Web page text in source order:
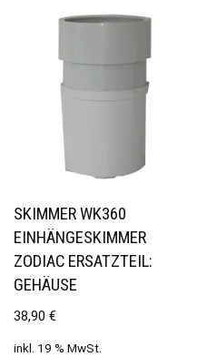
SKIMMER WK360
EINHÄNGESKIMMER
ZODIAC ERSATZTEIL:
GEHÄUSE
38,90 €
inkl. 19 % MwSt.